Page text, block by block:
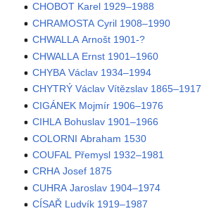
CHOBOT Karel 1929–1988
CHRAMOSTA Cyril 1908–1990
CHWALLA Arnošt 1901-?
CHWALLA Ernst 1901–1960
CHYBA Václav 1934–1994
CHYTRÝ Václav Vítězslav 1865–1917
CIGÁNEK Mojmír 1906–1976
CIHLA Bohuslav 1901–1966
COLORNI Abraham 1530
COUFAL Přemysl 1932–1981
CRHA Josef 1875
CUHRA Jaroslav 1904–1974
CÍSAŘ Ludvík 1919–1987